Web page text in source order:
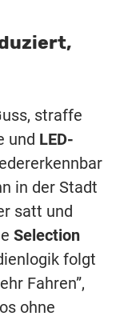
straffe
und LED-
in der Stadt
satt und
Selection
folgt
Fahren”,
ohne